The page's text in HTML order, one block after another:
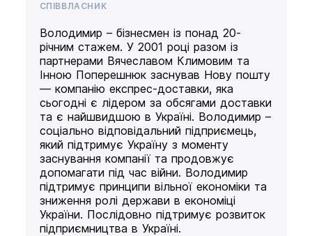
СПІВВЛАСНИК
Володимир – бізнесмен із понад 20-
річним стажем. У 2001 році разом із
партнерами Вячеславом Климовим та
Інною Поперешнюк заснував Нову пошту
— компанію експрес-доставки, яка
сьогодні є лідером за обсягами доставки
та є найшвидшою в Україні. Володимир –
соціально відповідальний підприємець,
який підтримує Україну з моменту
заснування компанії та продовжує
допомагати під час війни. Володимир
підтримує принципи вільної економіки та
зниження ролі держави в економіці
України. Послідовно підтримує розвиток
підприємництва в Україні.